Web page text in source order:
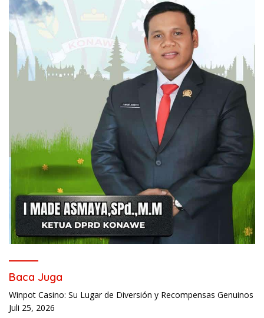
Baca Juga
Winpot Casino: Su Lugar de Diversión y Recompensas Genuinos
Juli 25, 2026